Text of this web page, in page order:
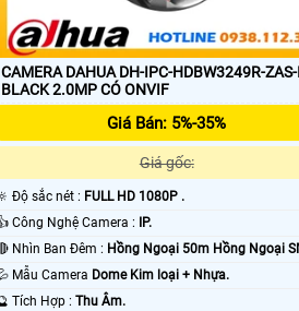
CAMERA DAHUA DH-IPC-HDBW3249R-
BLACK 2.0MP CÓ ONVIF
Giá Bán: 5%-35%
Giá gốc:
🔆 Độ sắc nét : FULL HD 1080P .
👍 Công Nghệ Camera :
IP.
🔴 Nhìn Ban Đêm : Hồng Ngoại 50m Hồng Ngoại
💦 Mẫu Camera Dome Kim loại + Nhựa.
️🔮 Tích Hợp :Thu Âm.